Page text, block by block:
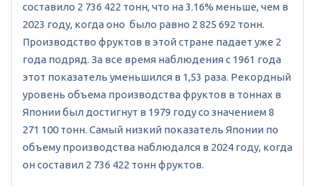
составило 2 736 422 тонн, что на 3.16% меньше, чем в
2023 году, когда оно было равно 2 825 692 тонн.
Производство фруктов в этой стране падает уже 2
года подряд. За все время наблюдения с 1961 года
этот показатель уменьшился в 1,53 раза. Рекордный
уровень объема производства фруктов в тоннах в
Японии был достигнут в 1979 году со значением 8
271 100 тонн. Самый низкий показатель Японии по
объему производства наблюдался в 2024 году, когда
он составил 2 736 422 тонн фруктов.